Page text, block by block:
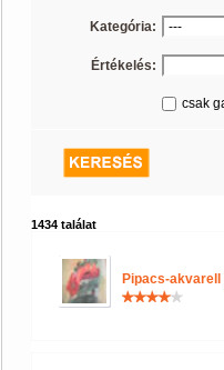
Kategória:
Értékelés:
csak
1434 találat
Pipacs-akvarell